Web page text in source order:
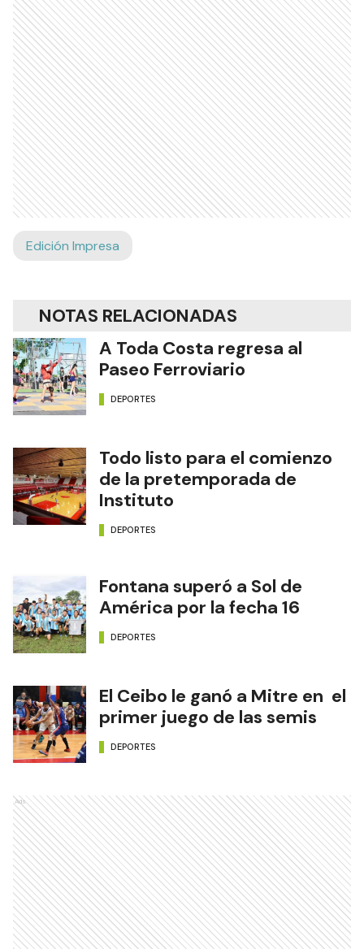
Edición Impresa
NOTAS RELACIONADAS
A Toda Costa regresa al
Paseo Ferroviario
DEPORTES
Todo listo para el comienzo
de la pretemporada de
Instituto
DEPORTES
Fontana superó a Sol de
América por la fecha 16
DEPORTES
El Ceibo le ganó a Mitre en el
primer juego de las semis
DEPORTES
Ads